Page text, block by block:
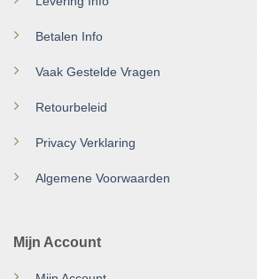
Betalen Info
Vaak Gestelde Vragen
Retourbeleid
Privacy Verklaring
Algemene Voorwaarden
Mijn Account